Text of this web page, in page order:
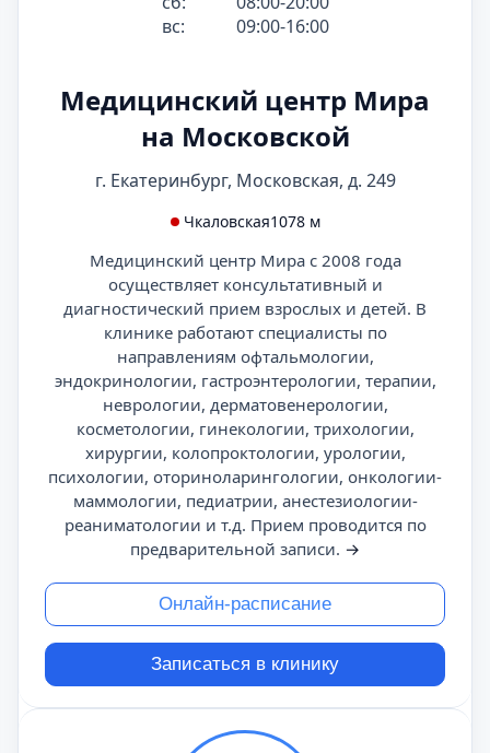
вс:
09:00-16:00
Медицинский центр Мира
на Московской
г. Екатеринбург, Московская, д. 249
Чкаловская1078 м
Медицинский центр Мира с 2008 года
осуществляет консультативный и
диагностический прием взрослых и детей. В
клинике работают специалисты по
направлениям офтальмологии,
эндокринологии, гастроэнтерологии, терапии,
неврологии, дерматовенерологии,
косметологии, гинекологии, трихологии,
хирургии, колопроктологии, урологии,
психологии, оториноларингологии, онкологии-
маммологии, педиатрии, анестезиологии-
реаниматологии и т.д. Прием проводится по
предварительной записи. →
Онлайн-расписание
Записаться в клинику